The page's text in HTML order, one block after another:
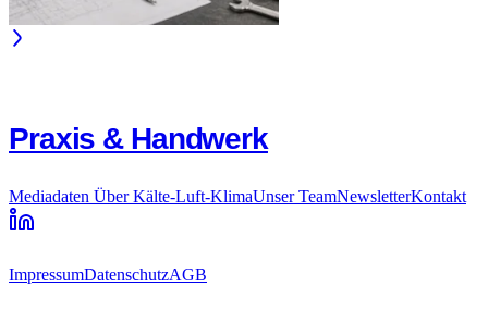
Praxis & Handwerk
Mediadaten Über Kälte-Luft-KlimaUnser TeamNewsletterKontakt
ImpressumDatenschutzAGB